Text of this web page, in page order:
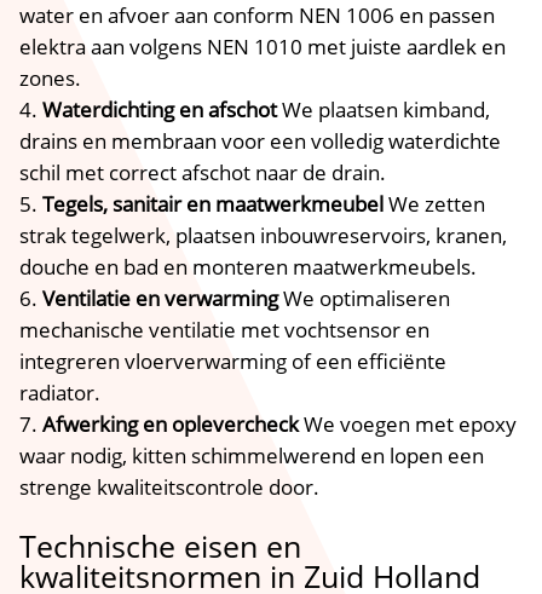
water en afvoer aan conform NEN 1006 en passen
elektra aan volgens NEN 1010 met juiste aardlek en
zones.​
Waterdichting en afschotWe plaatsen kimband,
drains en membraan voor een volledig waterdichte
schil met correct afschot naar de drain.​
Tegels, sanitair en maatwerkmeubelWe zetten
strak tegelwerk, plaatsen inbouwreservoirs, kranen,
douche en bad en monteren maatwerkmeubels.​
Ventilatie en verwarmingWe optimaliseren
mechanische ventilatie met vochtsensor en
integreren vloerverwarming of een efficiënte
radiator.​
Afwerking en oplevercheckWe voegen met epoxy
waar nodig, kitten schimmelwerend en lopen een
strenge kwaliteitscontrole door.​
Technische eisen en
kwaliteitsnormen in Zuid Holland